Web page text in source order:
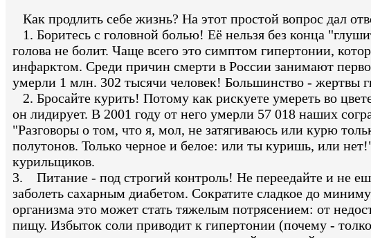
Как продлить себе жизнь? На этот простой вопрос дал
1. Боритесь с головной болью! Её нельзя без конца
голова не болит. Чаще всего это симптом гипертонии,
инфарктом. Среди причин смерти в России занимают
умерли 1 млн. 302 тысячи человек! Большинство - жертвы
2. Бросайте курить! Потому как рискуете умереть во
он лидирует. В 2001 году от него умерли 57 018 наших
"Разговоры о том, что я, мол, не затягиваюсь или курю
полутонов. Только черное и белое: или ты куришь, или
курильщиков.
3. Питание - под строгий контроль! Не переедайте и не
заболеть сахарным диабетом. Сократите сладкое до
организма это может стать тяжелым потрясением: от
пищу. Избыток соли приводит к гипертонии (почему -